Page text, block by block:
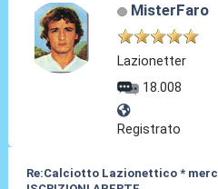
MisterFaro
Lazionetter
18.008
Registrato
Re:Calciotto Lazionettico *